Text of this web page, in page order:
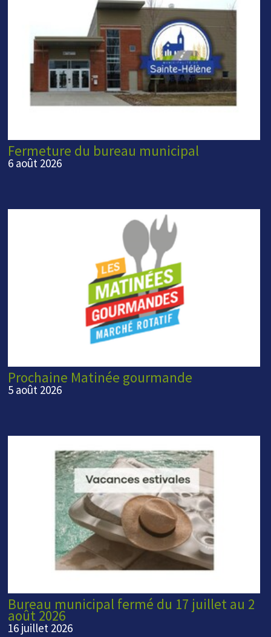
Fermeture du bureau municipal
6 août 2026
Prochaine Matinée gourmande
5 août 2026
Bureau municipal fermé du 17 juillet au 2
août 2026
16 juillet 2026